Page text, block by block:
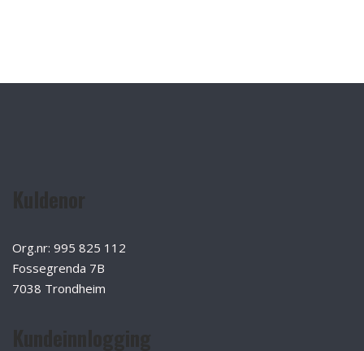
Org.nr: 995 825 112
Fossegrenda 7B
7038 Trondheim